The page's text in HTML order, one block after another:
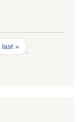
last »